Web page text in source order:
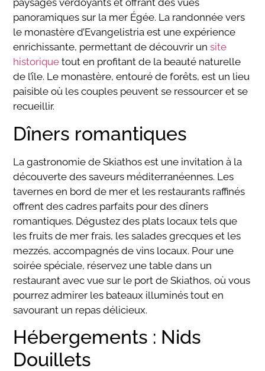
paysages verdoyants et offrant des vues
panoramiques sur la mer Égée. La randonnée vers
le monastère d’Evangelistria est une expérience
enrichissante, permettant de découvrir unsite
historique tout en profitant de la beauté naturelle
de l’île. Le monastère, entouré de forêts, est un lieu
paisible où les couples peuvent se ressourcer et se
recueillir.
Dîners romantiques
La gastronomie de Skiathos est une invitation à la
découverte des saveurs méditerranéennes. Les
tavernes en bord de mer et les restaurants raffinés
offrent des cadres parfaits pour des dîners
romantiques. Dégustez des plats locaux tels que
les fruits de mer frais, les salades grecques et les
mezzés, accompagnés de vins locaux. Pour une
soirée spéciale, réservez une table dans un
restaurant avec vue sur le port de Skiathos, où vous
pourrez admirer les bateaux illuminés tout en
savourant un repas délicieux.
Hébergements : Nids
Douillets